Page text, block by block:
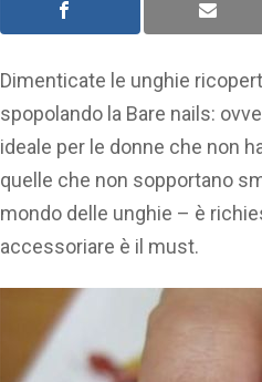
Dimenticate le unghie
spopolando la Bare nails:
ideale per le donne che non
quelle che non sopportano
mondo delle unghie – è
accessoriare è il must.